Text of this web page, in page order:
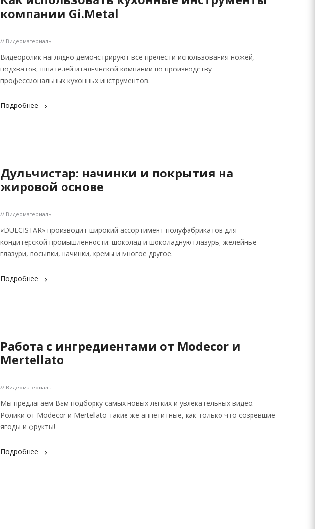
компании Gi.Metal
// Видеоматериалы
Видеоролик наглядно демонстрируют все прелести использования ножей,
подхватов, шпателей итальянской компании по производству
профессиональных кухонных инструментов.
Подробнее
Дульчистар: начинки и покрытия на
жировой основе
// Видеоматериалы
«DULCISTAR» производит широкий ассортимент полуфабрикатов для
кондитерской промышленности: шоколад и шоколадную глазурь, желейные
глазури, посыпки, начинки, кремы и многое другое.
Подробнее
Работа с ингредиентами от Modecor и
Mertellato
// Видеоматериалы
Мы предлагаем Вам подборку самых новых легких и увлекательных видео.
Ролики от Modecor и Mertellato такие же аппетитные, как только что созревшие
ягоды и фрукты!
Подробнее